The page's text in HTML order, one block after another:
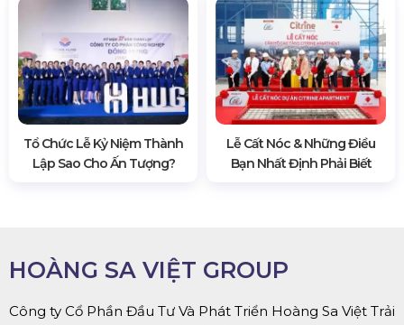
Tổ Chức Lễ Kỷ Niệm Thành
Lập Sao Cho Ấn Tượng?
Lễ Cất Nóc & Những Điều
Bạn Nhất Định Phải Biết
HOÀNG SA VIỆT GROUP
Công ty Cổ Phần Đầu Tư Và Phát Triển Hoàng Sa Việt Trải